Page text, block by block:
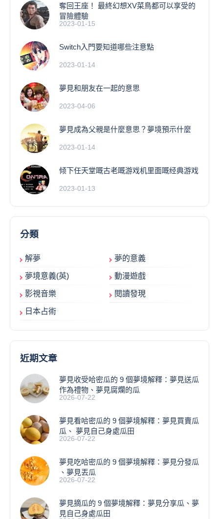
奪回王座！ 最終幻想XV菜鳥都可以享受的
冒險體驗
2023-01-15
Switch入門要知道哪些注意點
2023-01-14
夢見和朋友在一起的意思
2023-04-06
夢見成為父親是什麼意思？夢境預示什麼
2023-01-14
倾下任天堂嘅古老嘅游戏机里面嘅经典游戏
2023-01-13
分類
解夢 夢的意義
夢境意義(英) 動漫遊戲
影視音樂 閱讀發現
日本占術
近期文章
夢見收受哈密瓜的 9 個夢境解釋：夢見送瓜
作為禮物、夢見腐爛的瓜
2026-07-22
夢見看哈密瓜的 9 個夢境解釋：夢見買賣瓜
瓜、 夢見自己身處瓜田
2026-07-22
夢見吃哈密瓜的 9 個夢境解釋：夢見分發瓜
、夢見丟瓜
2026-07-22
夢見摘瓜的 9 個夢境解釋：夢見分享瓜、夢
見自己身處瓜田